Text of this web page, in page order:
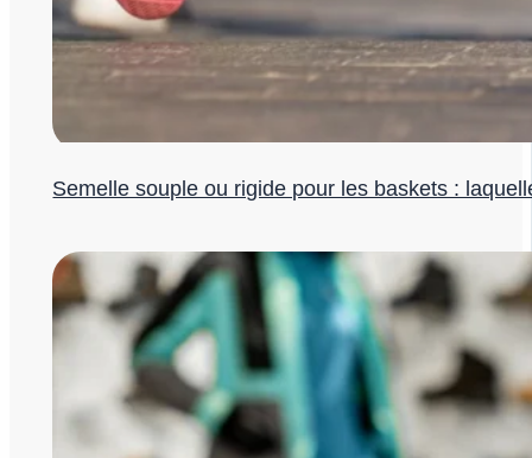
Semelle souple ou rigide pour les baskets :